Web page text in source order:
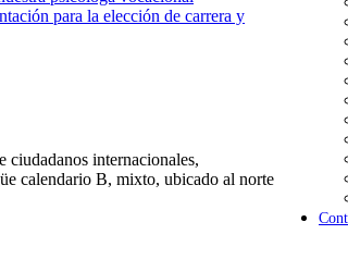
para la elección de carrera y
ciudadanos internacionales,
calendario B, mixto, ubicado al norte